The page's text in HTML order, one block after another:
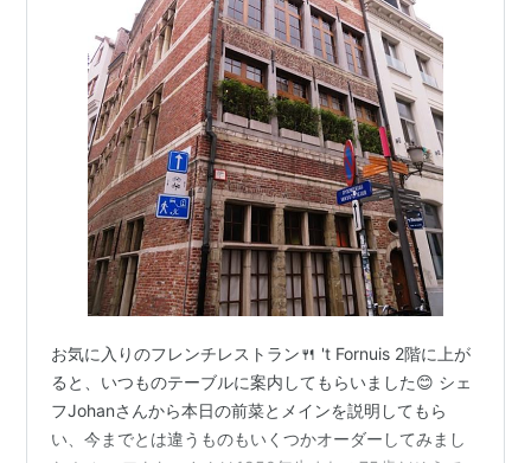
お気に入りのフレンチレストラン🍴 't Fornuis 2階に上が
ると、いつものテーブルに案内してもらいました😊 シェ
フJohanさんから本日の前菜とメインを説明してもら
い、今までとは違うものもいくつかオーダーしてみまし